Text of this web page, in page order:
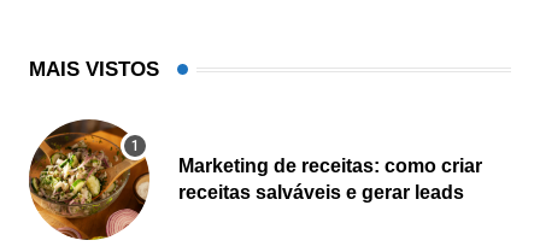
MAIS VISTOS
Marketing de receitas: como criar
receitas salváveis e gerar leads